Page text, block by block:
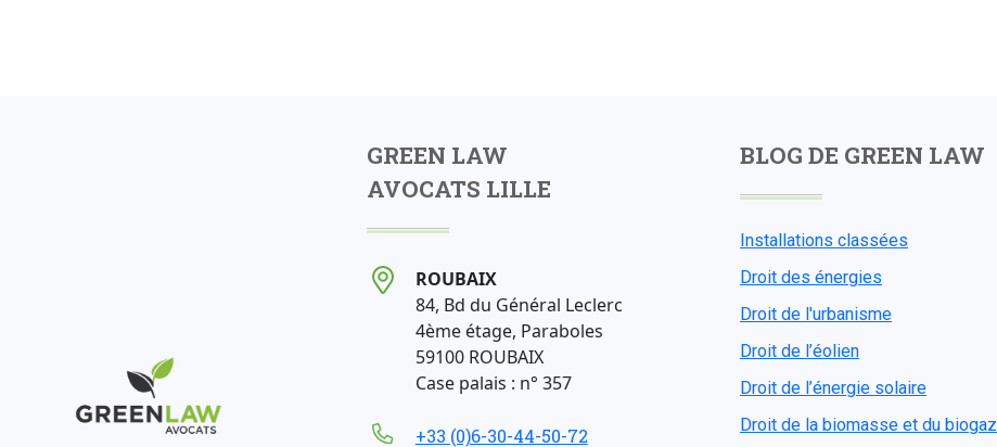
GREEN LAW
AVOCATS LILLE
ROUBAIX
84, Bd du Général Leclerc
4ème étage, Paraboles
59100 ROUBAIX
Case palais : n° 357
+33 (0)6-30-44-50-72
BLOG DE GREEN LAW
Installations classées
Droit des énergies
Droit de l'urbanisme
Droit de l’éolien
Droit de l’énergie solaire
Droit de la biomasse et du biogaz